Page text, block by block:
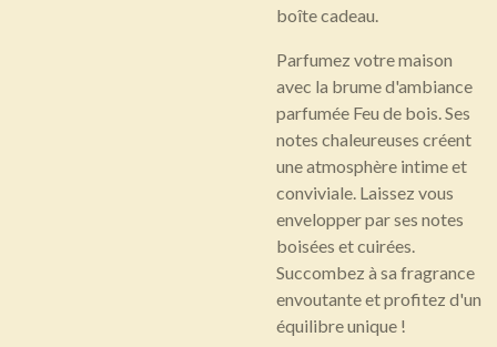
boîte cadeau.
Parfumez votre maison
avec la brume d'ambiance
parfumée Feu de bois. Ses
notes chaleureuses créent
une atmosphère intime et
conviviale. Laissez vous
envelopper par ses notes
boisées et cuirées.
Succombez à sa fragrance
envoutante et profitez d'un
équilibre unique !